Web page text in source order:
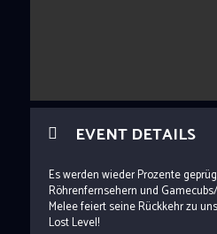
EVENT DETAILS
Es werden wieder Prozente
Röhrenfernsehern und
Melee feiert seine Rückkehr zu
Lost Level!